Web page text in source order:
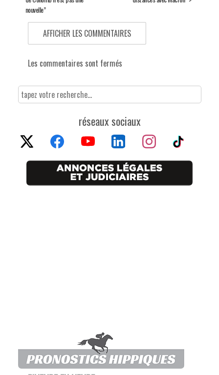
nouvelle”
AFFICHER LES COMMENTAIRES
Les commentaires sont fermés
réseaux sociaux